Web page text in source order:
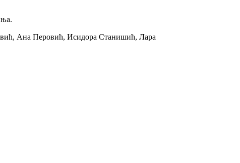
Ана Перовић, Исидора Станишић, Лара